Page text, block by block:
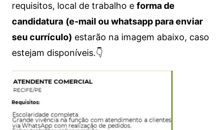
requisitos, local de trabalho e forma de
candidatura (e-mail ou whatsapp para enviar
seu currículo) estarão na imagem abaixo, caso
estejam disponíveis.👇